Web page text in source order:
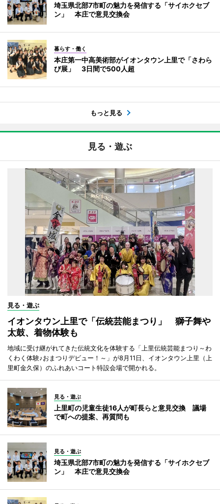
埼玉県北部7市町の魅力を発信する「サイホクセブ
ン」 本庄で意見交換会
暮らす・働く
本庄第一中高美術部がイオンタウン上里で「さわら
び展」 3日間で500人超
もっと見る
見る・遊ぶ
見る・遊ぶ
イオンタウン上里で「伝統芸能まつり」 獅子舞や
太鼓、着物体験も
地域に受け継がれてきた伝統文化を体験する「上里伝統芸能まつり～わ
くわく体験♪おまつりデビュー！～」が8月11日、イオンタウン上里（上
里町金久保）のふれあいコート特設会場で開かれる。
見る・遊ぶ
上里町の児童生徒16人が町長らと意見交換 議場
で町への提案、再質問も
見る・遊ぶ
埼玉県北部7市町の魅力を発信する「サイホクセブ
ン」 本庄で意見交換会